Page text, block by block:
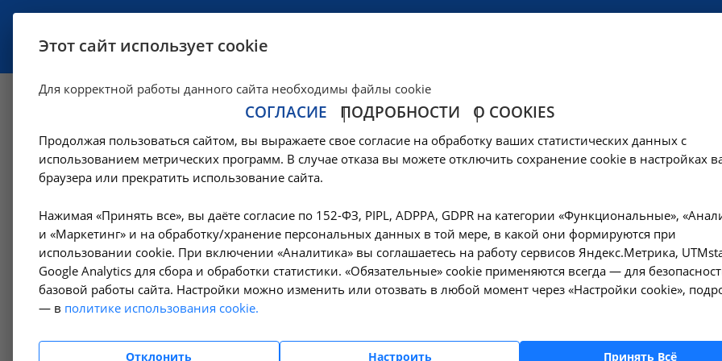
Исследование уровня Витамин Д3
A09.05.235 в Москве
Цены в Москве — Лабораторные исследования — Витамины — Исследование уровня Витамин Д3 (25-ОН) в крови - A09.05.235 в
Оформите заявку на сайте, мы свяжемся с
вопросы.
Амбулаторно-
поликлинические услуги
Гемодиализ
Этот сайт использует cookie
Для корректной работы данного сайта необходимы файлы cookie
СОГЛАСИЕ ПОДРОБНОСТИ О COOKIES
Продолжая пользоваться сайтом, вы выражаете свое согласие на обработку ваших статистических данных с
использованием метрических программ. В случае отказа вы можете отключить сохранение cookie в настройках
браузера или прекратить использование сайта.
Нажимая «Принять все», вы даёте согласие по 152-ФЗ, PIPL, ADPPA, GDPR на категории «Функциональные»,
и «Маркетинг» и на обработку/хранение персональных данных в той мере, в какой они формируются при
использовании cookie. При включении «Аналитика» вы соглашаетесь на работу сервисов Яндекс.Метрика,
Google Analytics для сбора и обработки статистики. «Обязательные» cookie применяются всегда — для
базовой работы сайта. Настройки можно изменить или отозвать в любой момент через «Настройки cookie»,
— в политике использования cookie.
Отклонить Настроить Принять Всё